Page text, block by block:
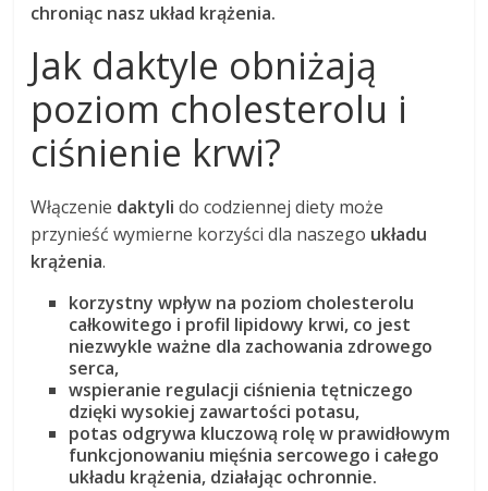
chroniąc nasz układ krążenia.
Jak daktyle obniżają
poziom cholesterolu i
ciśnienie krwi?
Włączenie daktyli do codziennej diety może
przynieść wymierne korzyści dla naszego układu
krążenia.
korzystny wpływ na poziom cholesterolu
całkowitego i profil lipidowy krwi, co jest
niezwykle ważne dla zachowania zdrowego
serca,
wspieranie regulacji ciśnienia tętniczego
dzięki wysokiej zawartości potasu,
potas odgrywa kluczową rolę w prawidłowym
funkcjonowaniu mięśnia sercowego i całego
układu krążenia, działając ochronnie.